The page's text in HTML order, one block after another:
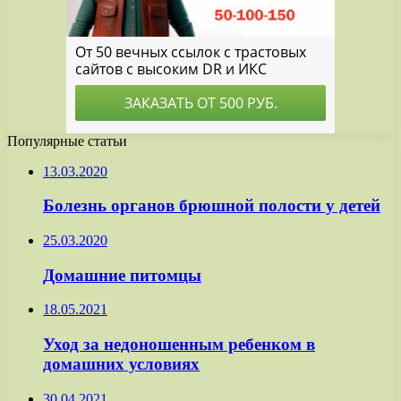
Популярные статьи
13.03.2020
Болезнь органов брюшной полости у детей
25.03.2020
Домашние питомцы
18.05.2021
Уход за недоношенным ребенком в
домашних условиях